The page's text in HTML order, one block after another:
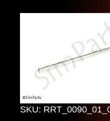
SKU: